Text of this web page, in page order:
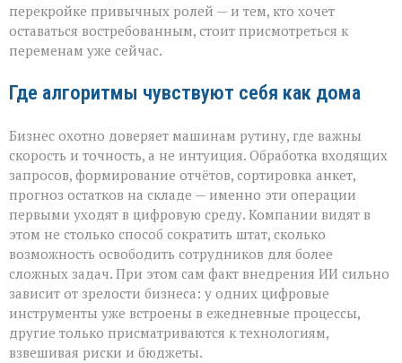
правила
игры»
перекройке привычных ролей — и тем, кто хочет
оставаться востребованным, стоит присмотреться к
переменам уже сейчас.
Где алгоритмы чувствуют себя как дома
Бизнес охотно доверяет машинам рутину, где важны
скорость и точность, а не интуиция. Обработка входящих
запросов, формирование отчётов, сортировка анкет,
прогноз остатков на складе — именно эти операции
первыми уходят в цифровую среду. Компании видят в
этом не столько способ сократить штат, сколько
возможность освободить сотрудников для более
сложных задач. При этом сам факт внедрения ИИ сильно
зависит от зрелости бизнеса: у одних цифровые
инструменты уже встроены в ежедневные процессы,
другие только присматриваются к технологиям,
взвешивая риски и бюджеты.